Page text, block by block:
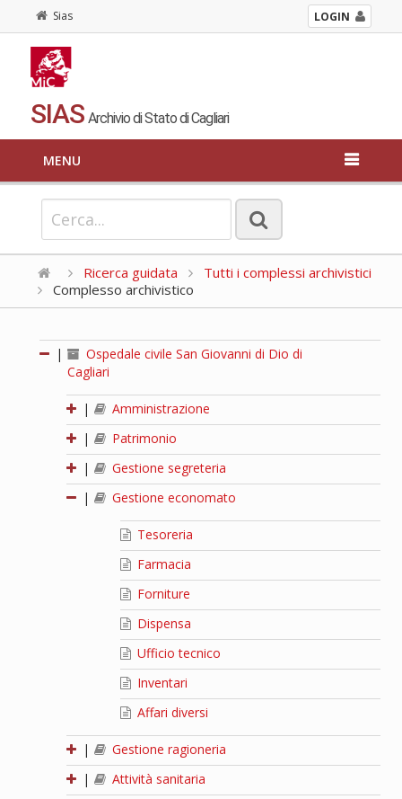
Sias LOGIN
SIAS Archivio di Stato di Cagliari
MENU
Ricerca guidata
Tutti i complessi archivistici
Complesso archivistico
|
Ospedale civile San Giovanni di Dio di
Cagliari
|
Amministrazione
|
Patrimonio
|
Gestione segreteria
|
Gestione economato
Tesoreria
Farmacia
Forniture
Dispensa
Ufficio tecnico
Inventari
Affari diversi
|
Gestione ragioneria
|
Attività sanitaria